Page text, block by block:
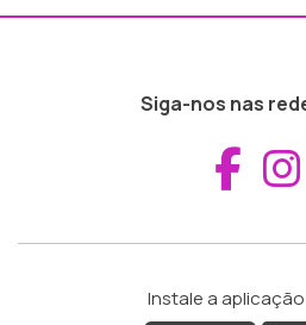
Siga-nos nas
Instale a aplicação